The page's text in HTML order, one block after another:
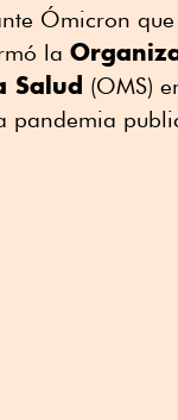
Ómicron
la
Salud (OMS)
pandemia